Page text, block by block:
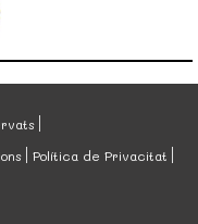
Política de Privacitat